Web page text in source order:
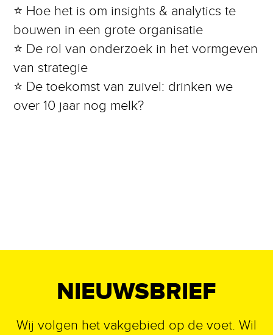
⭐️ Hoe het is om insights & analytics te
bouwen in een grote organisatie
⭐️ De rol van onderzoek in het vormgeven
van strategie
⭐️ De toekomst van zuivel: drinken we
over 10 jaar nog melk?
NIEUWSBRIEF
Wij volgen het vakgebied op de voet. Wil